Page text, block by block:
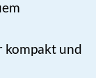
kompakt und